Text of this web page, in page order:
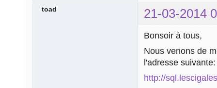
toad 21-03-2014
Bonsoir à tous,
Nous venons de
l'adresse suivante:
http://